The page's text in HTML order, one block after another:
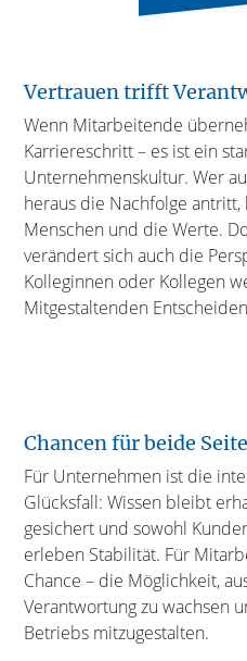
Vertrauen trifft
Wenn Mitarbeitende
Karriereschritt – es ist ein
Unternehmenskultur. Wer
heraus die Nachfolge
Menschen und die Werte.
verändert sich auch die
Kolleginnen oder Kollegen
Mitgestaltenden
Chancen für beide
Für Unternehmen ist die
Glücksfall: Wissen bleibt
gesichert und sowohl
erleben Stabilität. Für
Chance – die Möglichkeit,
Verantwortung zu wachsen
Betriebs mitzugestalten.